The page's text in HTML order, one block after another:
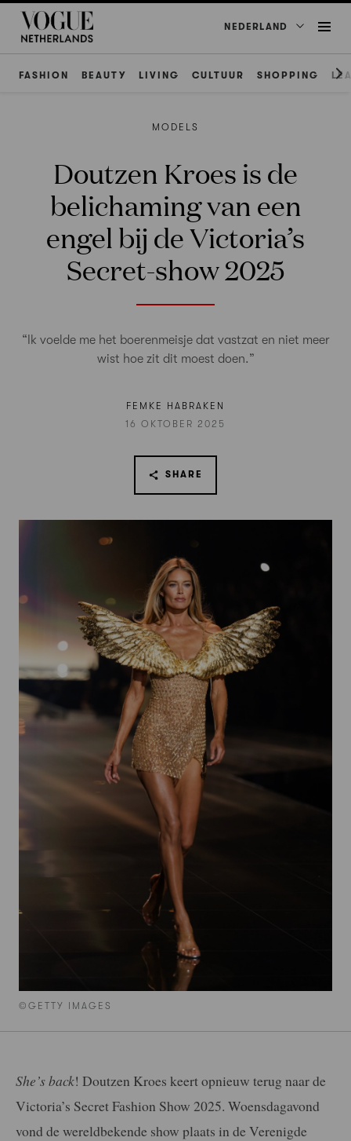
NEDERLAND
FASHION BEAUTY LIVING CULTUUR SHOPPING
©GETTY IMAGES
MODELS
Doutzen Kroes is de
belichaming van een
engel bij de Victoria’s
Secret-show 2025
“Ik voelde me het boerenmeisje dat vastzat en niet meer
wist hoe zit dit moest doen.”
FEMKE HABRAKEN
16 OKTOBER 2025
SHARE
She’s back! Doutzen Kroes keert opnieuw terug naar de
Victoria’s Secret Fashion Show 2025. Woensdagavond
vond de wereldbekende show plaats in de Verenigde